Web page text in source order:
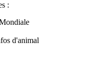
:
d'animal